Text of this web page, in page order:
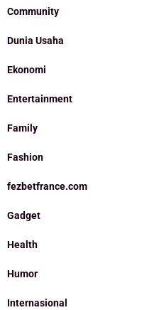
Community
Dunia Usaha
Ekonomi
Entertainment
Family
Fashion
fezbetfrance.com
Gadget
Health
Humor
Internasional